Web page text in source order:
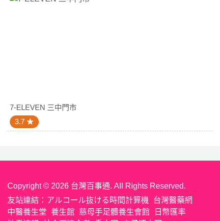
7-ELEVEN 三中門市
3.7
Copyright © 2026 台灣百事通. All Rights Reserved.
友站連結： アルコール抜ける時間計算機
台灣醫藥網
中醫養生堂 養生館 慈母手足體養生會館
日幣匯率